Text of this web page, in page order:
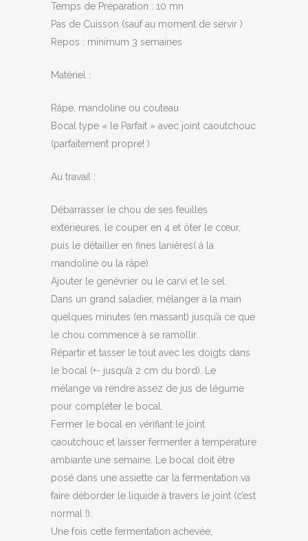
Temps de Préparation : 10 mn
Pas de Cuisson (sauf au moment de servir )
Repos : minimum 3 semaines
Matériel :
Râpe, mandoline ou couteau
Bocal type « le Parfait » avec joint caoutchouc
(parfaitement propre! )
Au travail :
Débarrasser le chou de ses feuilles
extérieures, le couper en 4 et ôter le cœur,
puis le détailler en fines lanières( à la
mandoline ou la râpe).
Ajouter le genévrier ou le carvi et le sel.
Dans un grand saladier, mélanger à la main
quelques minutes (en massant) jusqu’à ce que
le chou commence à se ramollir.
Répartir et tasser le tout avec les doigts dans
le bocal (+- jusqu’à 2 cm du bord). Le
mélange va rendre assez de jus de légume
pour compléter le bocal.
Fermer le bocal en vérifiant le joint
caoutchouc et laisser fermenter à température
ambiante une semaine. Le bocal doit être
posé dans une assiette car la fermentation va
faire déborder le liquide à travers le joint (c’est
normal !).
Une fois cette fermentation achevée,